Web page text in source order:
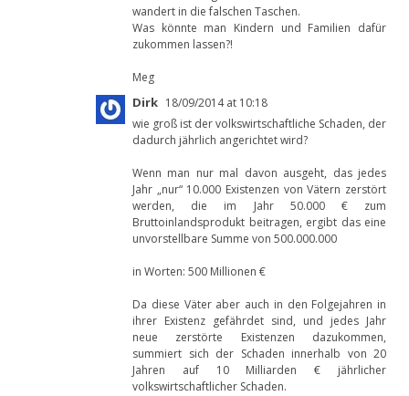
wandert in die falschen Taschen.
Was könnte man Kindern und Familien dafür
zukommen lassen?!
Meg
Dirk 18/09/2014 at 10:18
wie groß ist der volkswirtschaftliche Schaden, der
dadurch jährlich angerichtet wird?
Wenn man nur mal davon ausgeht, das jedes
Jahr „nur“ 10.000 Existenzen von Vätern zerstört
werden, die im Jahr 50.000 € zum
Bruttoinlandsprodukt beitragen, ergibt das eine
unvorstellbare Summe von 500.000.000
in Worten: 500 Millionen €
Da diese Väter aber auch in den Folgejahren in
ihrer Existenz gefährdet sind, und jedes Jahr
neue zerstörte Existenzen dazukommen,
summiert sich der Schaden innerhalb von 20
Jahren auf 10 Milliarden € jährlicher
volkswirtschaftlicher Schaden.